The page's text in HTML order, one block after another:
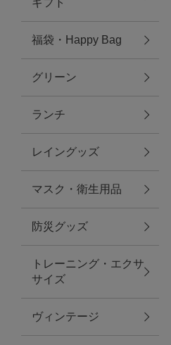
レイングッズ
アクセサリー
ファッション雑貨
ファッショングッズ
スマホケース・アクセサリー
ポーチ
ステーショナリー
その他
ギフト
福袋・Happy Bag
グリーン
ランチ
レイングッズ
マスク・衛生用品
防災グッズ
トレーニング・エクサ
サイズ
ヴィンテージ